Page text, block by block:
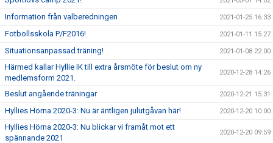
Information från valberedningen 2021-01-25 16:33
Fotbollsskola P/F2016! 2021-01-11 15:27
Situationsanpassad träning! 2021-01-08 22:00
Härmed kallar Hyllie IK till extra årsmöte för beslut om ny
medlemsform 2021.
2020-12-28 14:26
Beslut angående träningar 2020-12-21 15:31
Hyllies Hörna 2020-3: Nu är äntligen julutgåvan här! 2020-12-20 10:00
Hyllies Hörna 2020-3: Nu blickar vi framåt mot ett
spännande 2021
2020-12-20 09:59